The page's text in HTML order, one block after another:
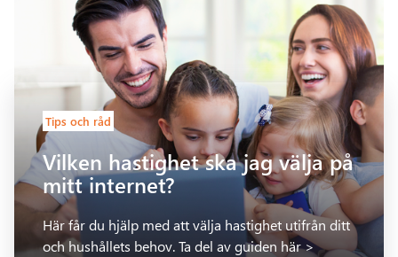
Tips och råd
Vilken hastighet ska jag välja på
mitt internet?
Här får du hjälp med att välja hastighet utifrån ditt
och hushållets behov. Ta del av guiden här >